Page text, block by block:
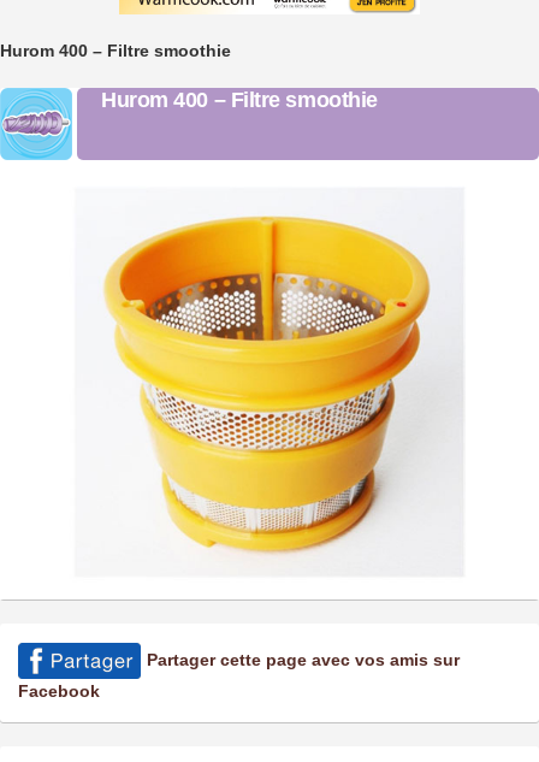
Hurom 400 – Filtre smoothie
Hurom 400 – Filtre smoothie
Partager cette page avec vos amis sur
Facebook